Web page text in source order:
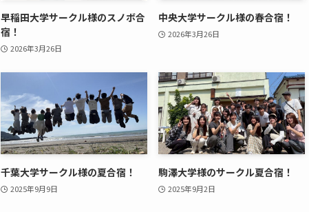
早稲田大学サークル様のスノボ合
宿！
2026年3月26日
中央大学サークル様の春合宿！
2026年3月26日
千葉大学サークル様の夏合宿！
2025年9月9日
駒澤大学様のサークル夏合宿！
2025年9月2日